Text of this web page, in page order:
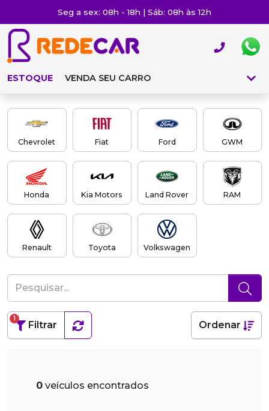
Seg a sex: 08h - 18h | Sáb: 08h às 12h
ESTOQUE VENDA SEU CARRO
Chevrolet Fiat Ford GWM
Honda Kia Motors Land Rover RAM
Renault Toyota Volkswagen
Filtrar
1
Ordenar
0 veículos encontrados